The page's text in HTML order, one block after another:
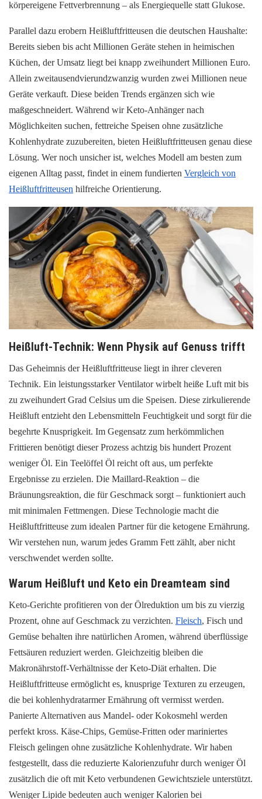
körpereigene Fettverbrennung – als Energiequelle statt Glukose.
Parallel dazu erobern Heißluftfritteusen die deutschen Haushalte:
Bereits sieben bis acht Millionen Geräte stehen in heimischen
Küchen, der Umsatz liegt bei knapp zweihundert Millionen Euro.
Allein zweitausendvierundzwanzig wurden zwei Millionen neue
Geräte verkauft. Diese beiden Trends ergänzen sich wie
maßgeschneidert. Während wir Keto-Anhänger nach
Möglichkeiten suchen, fettreiche Speisen ohne zusätzliche
Kohlenhydrate zuzubereiten, bieten Heißluftfritteusen genau diese
Lösung. Wer noch unsicher ist, welches Modell am besten zum
eigenen Alltag passt, findet in einem fundierten Vergleich von
Heißluftfritteusen hilfreiche Orientierung.
Heißluft-Technik: Wenn Physik auf Genuss trifft
Das Geheimnis der Heißluftfritteuse liegt in ihrer cleveren
Technik. Ein leistungsstarker Ventilator wirbelt heiße Luft mit bis
zu zweihundert Grad Celsius um die Speisen. Diese zirkulierende
Heißluft entzieht den Lebensmitteln Feuchtigkeit und sorgt für die
begehrte Knusprigkeit. Im Gegensatz zum herkömmlichen
Frittieren benötigt dieser Prozess achtzig bis hundert Prozent
weniger Öl. Ein Teelöffel Öl reicht oft aus, um perfekte
Ergebnisse zu erzielen. Die Maillard-Reaktion – die
Bräunungsreaktion, die für Geschmack sorgt – funktioniert auch
mit minimalen Fettmengen. Diese Technologie macht die
Heißluftfritteuse zum idealen Partner für die ketogene Ernährung.
Wir verstehen nun, warum jedes Gramm Fett zählt, aber nicht
verschwendet werden sollte.
Warum Heißluft und Keto ein Dreamteam sind
Keto-Gerichte profitieren von der Ölreduktion um bis zu vierzig
Prozent, ohne auf Geschmack zu verzichten. Fleisch, Fisch und
Gemüse behalten ihre natürlichen Aromen, während überflüssige
Fettsäuren reduziert werden. Gleichzeitig bleiben die
Makronährstoff-Verhältnisse der Keto-Diät erhalten. Die
Heißluftfritteuse ermöglicht es, knusprige Texturen zu erzeugen,
die bei kohlenhydratarmer Ernährung oft vermisst werden.
Panierte Alternativen aus Mandel- oder Kokosmehl werden
perfekt kross. Käse-Chips, Gemüse-Fritten oder mariniertes
Fleisch gelingen ohne zusätzliche Kohlenhydrate. Wir haben
festgestellt, dass die reduzierte Kalorienzufuhr durch weniger Öl
zusätzlich die oft mit Keto verbundenen Gewichtsziele unterstützt.
Weniger Lipide bedeuten auch weniger Kalorien bei